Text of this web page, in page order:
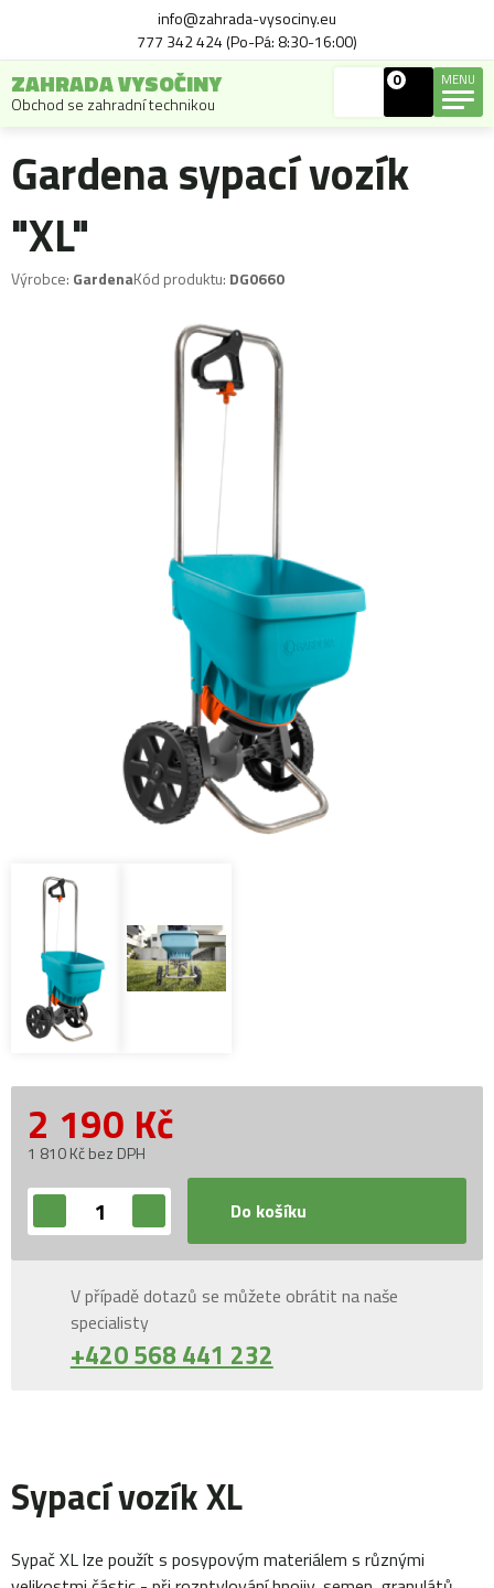
info@zahrada-vysociny.eu
777 342 424 (Po-Pá: 8:30-16:00)
ZAHRADA VYSOČINY
Obchod se zahradní technikou
0 MENU
Gardena sypací vozík
"XL"
Výrobce: GardenaKód produktu: DG0660
2 190 Kč
1 810 Kč bez DPH
Do košíku
V případě dotazů se můžete obrátit na naše
specialisty
+420 568 441 232
Sypací vozík XL
Sypač XL lze použít s posypovým materiálem s různými